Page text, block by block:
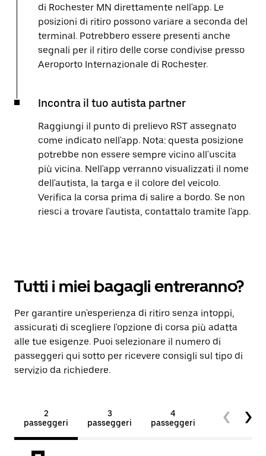
di Rochester MN direttamente nell'app. Le
posizioni di ritiro possono variare a seconda del
terminal. Potrebbero essere presenti anche
segnali per il ritiro delle corse condivise presso
Aeroporto Internazionale di Rochester.
Incontra il tuo autista partner
Raggiungi il punto di prelievo RST assegnato
come indicato nell'app. Nota: questa posizione
potrebbe non essere sempre vicino all'uscita
più vicina. Nell'app verranno visualizzati il nome
dell'autista, la targa e il colore del veicolo.
Verifica la corsa prima di salire a bordo. Se non
riesci a trovare l'autista, contattalo tramite l'app.
Tutti i miei bagagli entreranno?
Per garantire un'esperienza di ritiro senza intoppi,
assicurati di scegliere l'opzione di corsa più adatta
alle tue esigenze. Puoi selezionare il numero di
passeggeri qui sotto per ricevere consigli sul tipo di
servizio da richiedere.
2
passeggeri
3
passeggeri
4
passeggeri
passeggeri